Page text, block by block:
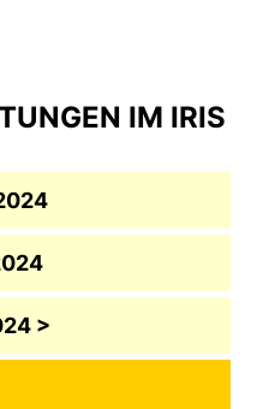
IM IRIS
>